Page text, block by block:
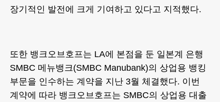
장기적인 발전에 크게 기여하고 있다고 지적했다.
또한 뱅크오브호프는 LA에 본점을 둔 일본계 은행
SMBC 메뉴뱅크(SMBC Manubank)의 상업용 뱅킹
부문을 인수하는 계약을 지난 3월 체결했다. 이번
계약에 따라 뱅크오브호프는 SMBC의 상업용 대출